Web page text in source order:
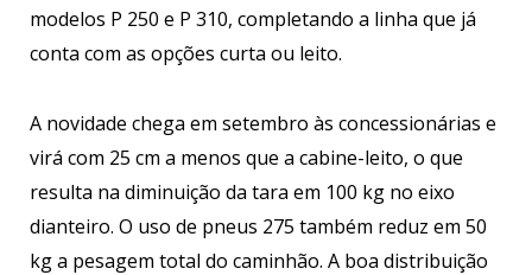
modelos P 250 e P 310, completando a linha que já
conta com as opções curta ou leito.
A novidade chega em setembro às concessionárias e
virá com 25 cm a menos que a cabine-leito, o que
resulta na diminuição da tara em 100 kg no eixo
dianteiro. O uso de pneus 275 também reduz em 50
kg a pesagem total do caminhão. A boa distribuição